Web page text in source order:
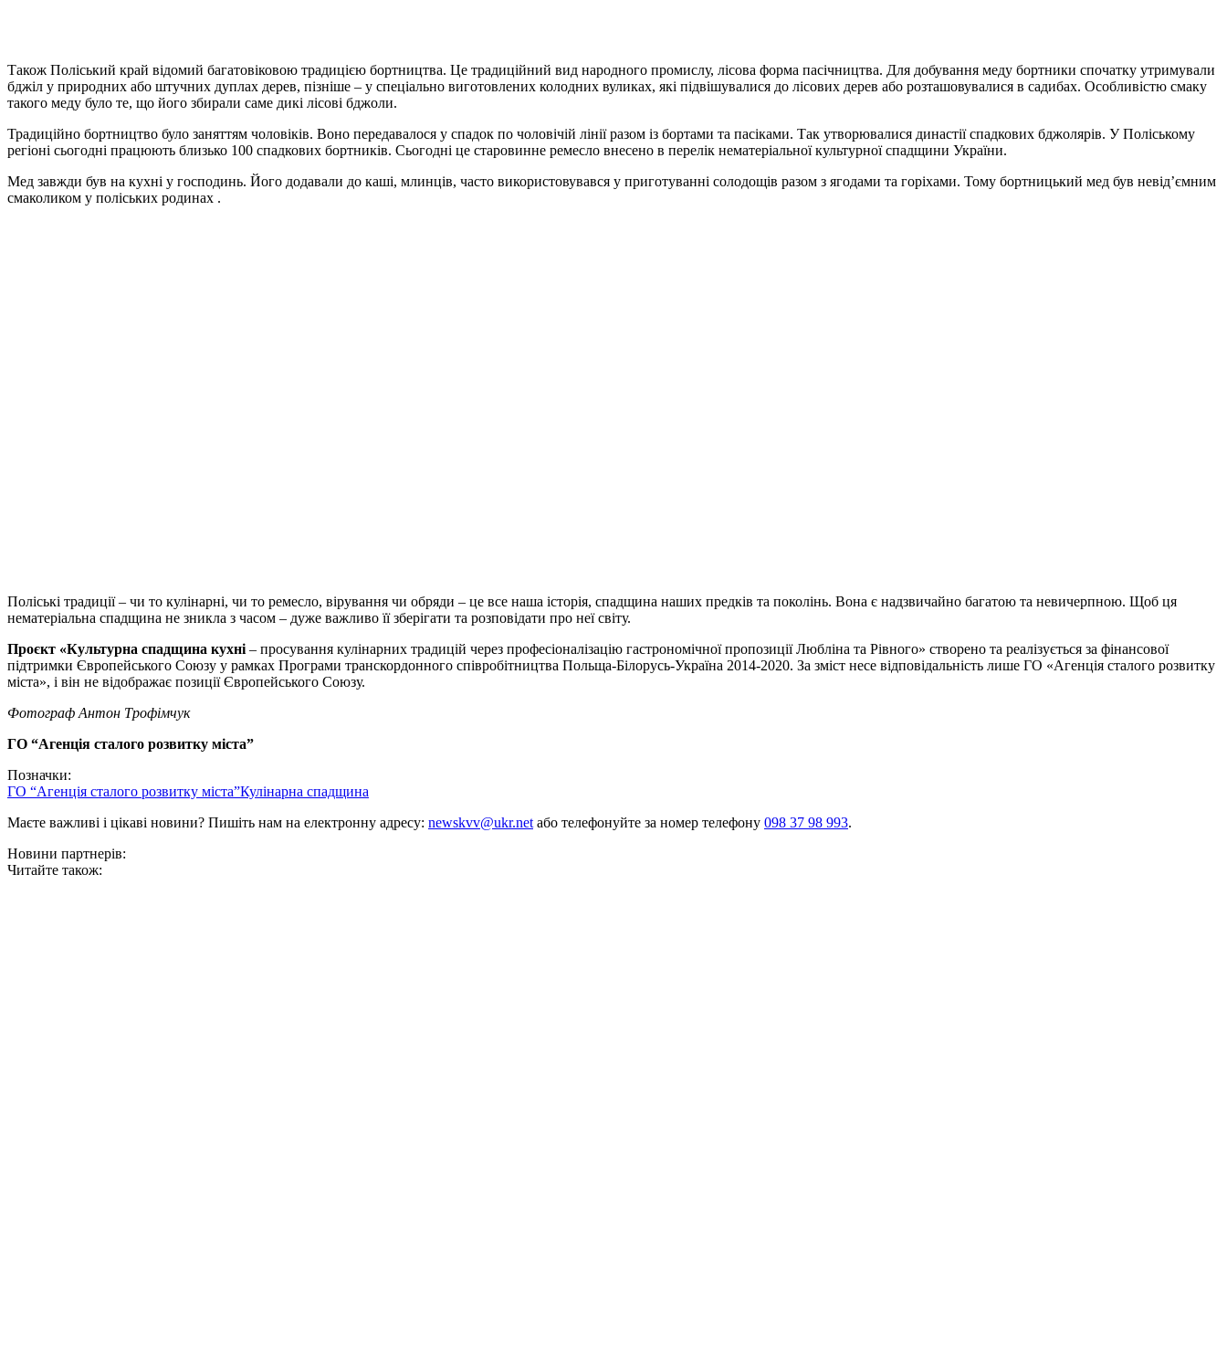
Також Поліський край відомий багатовіковою традицією бортництва. Це традиційний вид народного промислу, лісова форма пасічництва. Для добування меду бортники спочатку утримували
бджіл у природних або штучних дуплах дерев, пізніше – у спеціально виготовлених колодних вуликах, які підвішувалися до лісових дерев або розташовувалися в садибах. Особливістю смаку
такого меду було те, що його збирали саме дикі лісові бджоли.
Традиційно бортництво було заняттям чоловіків. Воно передавалося у спадок по чоловічій лінії разом із бортами та пасіками. Так утворювалися династії спадкових бджолярів. У Поліському
регіоні сьогодні працюють близько 100 спадкових бортників. Сьогодні це старовинне ремесло внесено в перелік нематеріальної культурної спадщини України.
Мед завжди був на кухні у господинь. Його додавали до каші, млинців, часто використовувався у приготуванні солодощів разом з ягодами та горіхами. Тому бортницький мед був невід’ємним
смаколиком у поліських родинах .
Поліські традиції – чи то кулінарні, чи то ремесло, вірування чи обряди – це все наша історія, спадщина наших предків та поколінь. Вона є надзвичайно багатою та невичерпною. Щоб ця
нематеріальна спадщина не зникла з часом – дуже важливо її зберігати та розповідати про неї світу.
Проєкт «Культурна спадщина кухні– просування кулінарних традицій через професіоналізацію гастрономічної пропозиції Любліна та Рівного» створено та реалізується за фінансової
підтримки Європейського Союзу у рамках Програми транскордонного співробітництва Польща-Білорусь-Україна 2014-2020. За зміст несе відповідальність лише ГО «Агенція сталого розвитку
міста», і він не відображає позиції Європейського Союзу.
Фотограф Антон Трофімчук
ГО “Агенція сталого розвитку міста”
Позначки:
ГО “Агенція сталого розвитку міста”Кулінарна спадщина
Маєте важливі і цікаві новини? Пишіть нам на електронну адресу: newskvv@ukr.netабо телефонуйте за номер телефону 098 37 98 993.
Новини партнерів:
Читайте також: